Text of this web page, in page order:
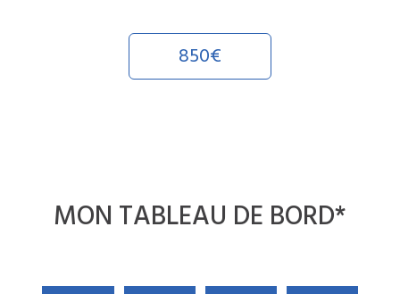
850€
MON TABLEAU DE BORD*